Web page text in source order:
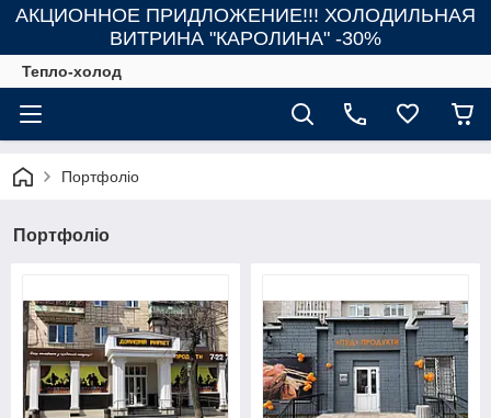
АКЦИОННОЕ ПРИДЛОЖЕНИЕ!!! ХОЛОДИЛЬНАЯ
ВИТРИНА "КАРОЛИНА" -30%
Тепло-холод
Портфоліо
Портфоліо